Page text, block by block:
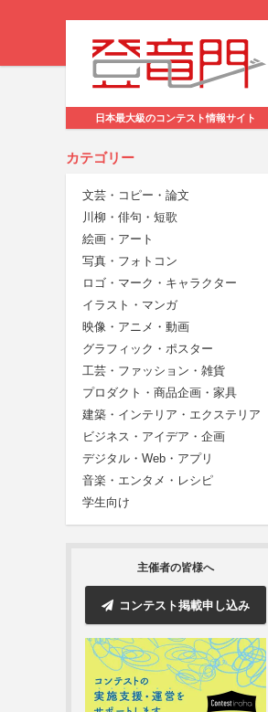
日本最大級のコンテスト情報サイト
カテゴリー
文芸・コピー・論文
川柳・俳句・短歌
絵画・アート
写真・フォトコン
ロゴ・マーク・キャラクター
イラスト・マンガ
映像・アニメ・動画
グラフィック・ポスター
工芸・ファッション・雑貨
プロダクト・商品企画・家具
建築・インテリア・エクステリア
ビジネス・アイデア・企画
デジタル・Web・アプリ
音楽・エンタメ・レシピ
学生向け
主催者の皆様へ
コンテスト掲載申し込み